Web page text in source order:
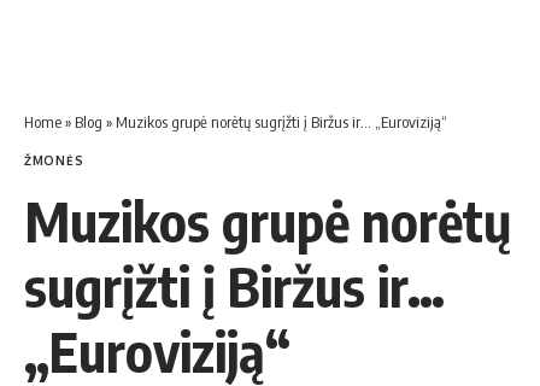
Home» Blog » Muzikos grupė norėtų sugrįžti į Biržus ir… „Euroviziją“
ŽMONĖS
Muzikos grupė norėtų
sugrįžti į Biržus ir…
„Euroviziją“